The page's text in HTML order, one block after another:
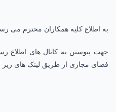
به اطلاع کلیه همکاران محترم می
جهت پیوستن به کانال های اطلاع
فضای مجازی از طریق لینک های زیر